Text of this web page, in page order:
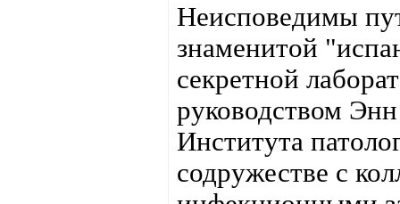
Неисповедимы
знаменитой
секретной
руководством
Института
содружестве с